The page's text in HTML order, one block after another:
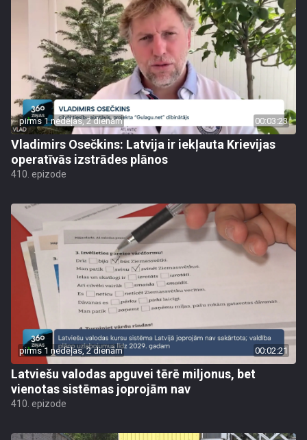
pirms 1 nedēļas, 2 dienām 00:03:23
Vladimirs Osečkins: Latvija ir iekļauta Krievijas
operatīvās izstrādes plānos
410. epizode
pirms 1 nedēļas, 2 dienām 00:02:21
Latviešu valodas apguvei tērē miljonus, bet
vienotas sistēmas joprojām nav
410. epizode